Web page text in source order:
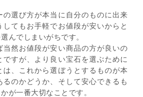
の選び方が本当に自分のものに出来
てもお手軽でお値段が安いからと
んでしまいがちです。
当然お値段が安い商品の方が良いの
ですが、より良い宝石を選ぶために
は、これから選ぼうとするものが本
るのかどうか、そして安心できるも
が一番大切なことです。